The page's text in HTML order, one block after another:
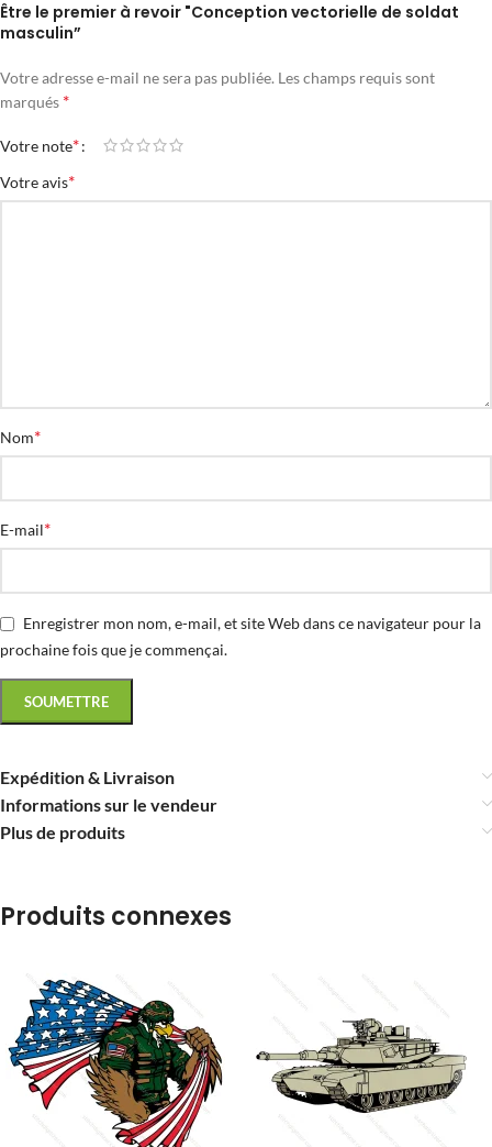
Être le premier à revoir "Conception vectorielle de soldat
masculin”
Votre adresse e-mail ne sera pas publiée. Les champs requis sont
marqués *
Votre note*
Votre avis*
Nom*
E-mail*
Enregistrer mon nom, e-mail, et site Web dans ce navigateur pour la
prochaine fois que je commençai.
Expédition & Livraison
Informations sur le vendeur
Plus de produits
Produits connexes